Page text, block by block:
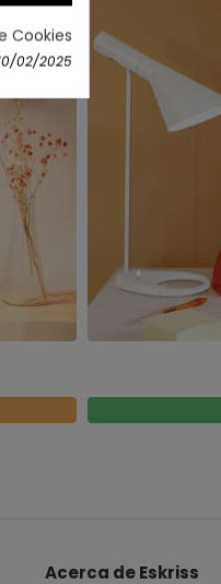
Acerca de Eskriss
Cookies
02/2025